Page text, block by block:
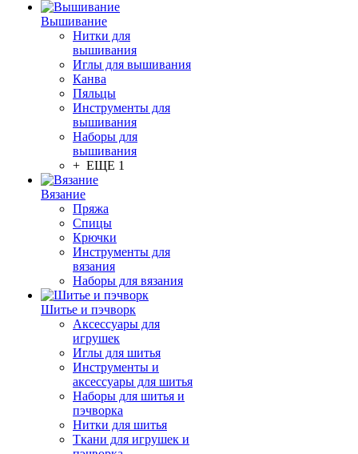
Вышивание
Нитки для
вышивания
Иглы для вышивания
Канва
Пяльцы
Инструменты для
вышивания
Наборы для
вышивания
+ ЕЩЕ 1
Вязание
Пряжа
Спицы
Крючки
Инструменты для
вязания
Наборы для вязания
Шитье и пэчворк
Аксессуары для
игрушек
Иглы для шитья
Инструменты и
аксессуары для шитья
Наборы для шитья и
пэчворка
Нитки для шитья
Ткани для игрушек и